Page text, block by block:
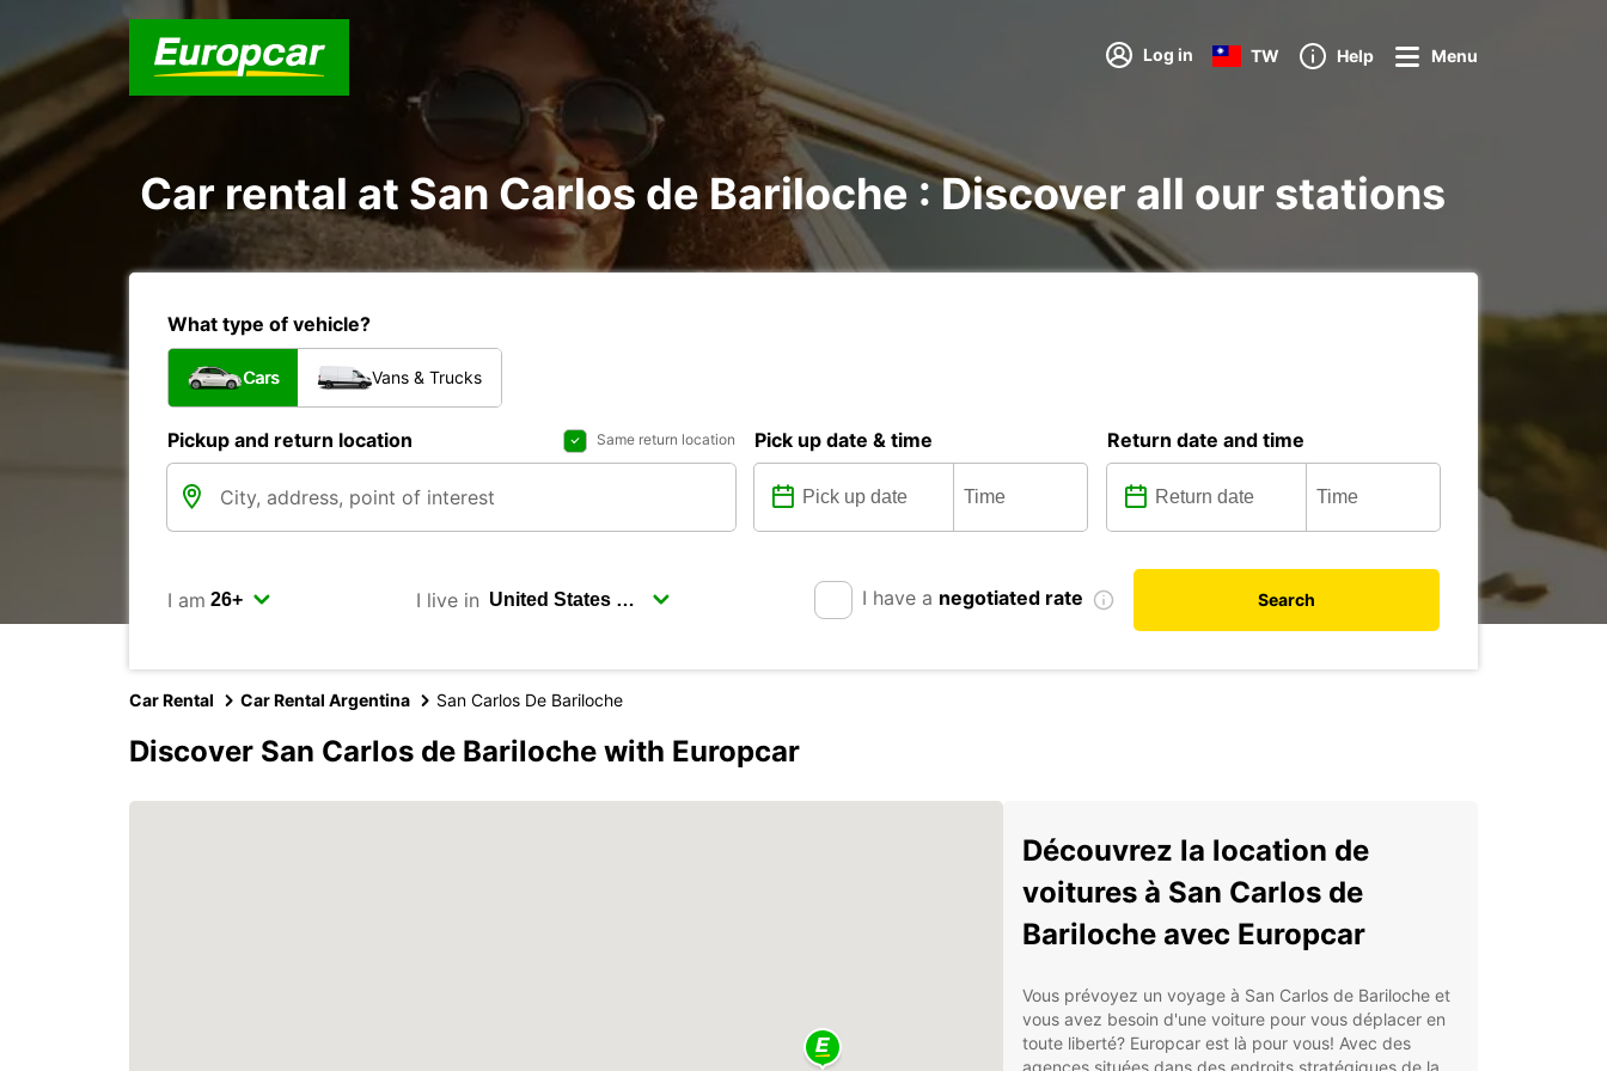
Log in TW Help Menu
Car rental at San Carlos de Bariloche : Discover all our stations
What type of vehicle?
Cars Vans & Trucks
Pickup and return location Same return location Pick up date & time Return date and time
I am I live in I have a negotiated rate Search
Car Rental Car Rental Argentina San Carlos De Bariloche
Discover San Carlos de Bariloche with Europcar
Découvrez la location de
voitures à San Carlos de
Bariloche avec Europcar
Vous prévoyez un voyage à San Carlos de Bariloche et
vous avez besoin d'une voiture pour vous déplacer en
toute liberté? Europcar est là pour vous! Avec des
agences situées dans des endroits stratégiques de la